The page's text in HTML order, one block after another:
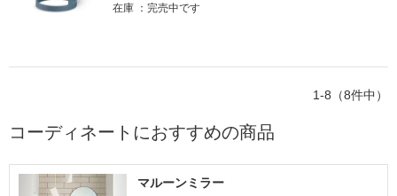
在庫 完売中です
1-8（8件中）
コーディネートにおすすめの商品
マルーンミラー